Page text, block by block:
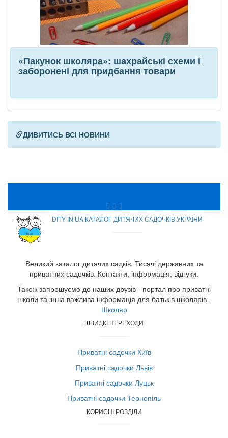
«Пакунок школяра»: шахрайські схеми і
заборонені для придбання товари
ДИВИТИСЬ ВСІ НОВИНИ
DITY IN UA КАТАЛОГ ДИТЯЧИХ САДОЧКІВ УКРАЇНИ
Великий каталог дитячих садків. Тисячі державних та
приватних садочків. Контакти, інформація, відгуки.
Також запрошуємо до наших друзів - портал про приватні
школи та інша важлива інформація для батьків школярів -
Школяр
ШВИДКІ ПЕРЕХОДИ
Приватні садочки Київ
Приватні садочки Львів
Приватні садочки Луцьк
Приватні садочки Тернопіль
КОРИСНІ РОЗДІЛИ